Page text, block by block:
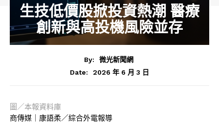
生技低價股掀投資熱潮 醫療
創新與高投機風險並存
By:
微光新聞網
Date:
2026 年 6 月 3 日
圖／本報資料庫
商傳媒｜康語柔／綜合外電報導